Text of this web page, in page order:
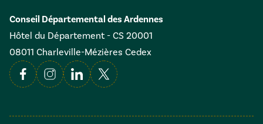
Conseil Départemental des Ardennes
Hôtel du Département - CS 20001
08011 Charleville-Mézières Cedex
FacebookInstagramLinkedin
X